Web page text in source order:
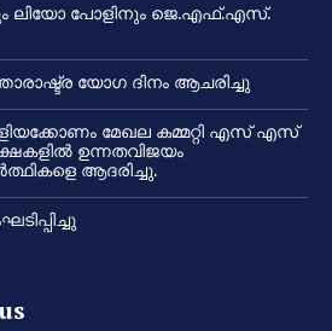
ലിയോ പോളിനും ജെ.എഫ്.എസ്.
യോഗ ദിനം ആചരിച്ചു
മേഖല കമ്മറ്റി എസ് എസ്
ഉന്നതവിജയം
ആദരിച്ചു.